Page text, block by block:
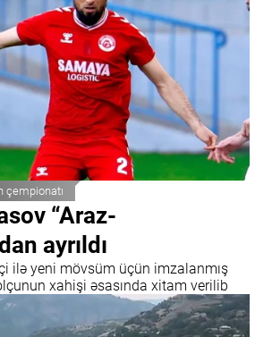
çempionatı
“Araz-
ayrıldı
ilə yeni mövsüm üçün imzalanmış
xahişi əsasında xitam verilib